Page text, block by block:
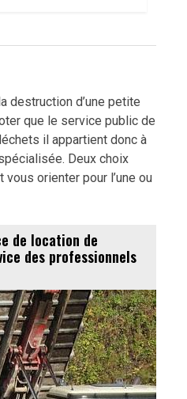
destruction d’une petite
que le service public de
il appartient donc à
Deux choix
orienter pour l’une ou
de location de
des professionnels